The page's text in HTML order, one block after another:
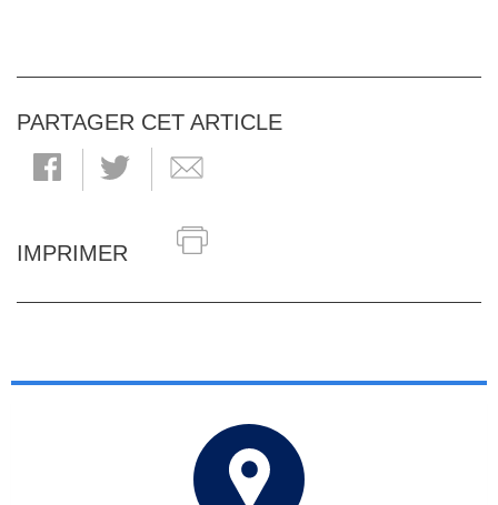
PARTAGER CET ARTICLE
IMPRIMER